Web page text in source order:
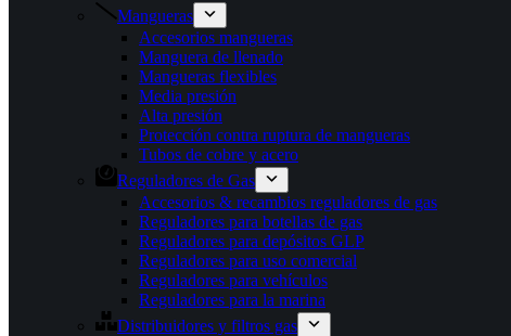
Mangueras
Accesorios mangueras
Manguera de llenado
Mangueras flexibles
Media presión
Alta presión
Protección contra ruptura de mangueras
Tubos de cobre y acero
Reguladores de Gas
Accesorios & recambios reguladores de gas
Reguladores para botellas de gas
Reguladores para depósitos GLP
Reguladores para uso comercial
Reguladores para vehículos
Reguladores para la marina
Distribuidores y filtros gas